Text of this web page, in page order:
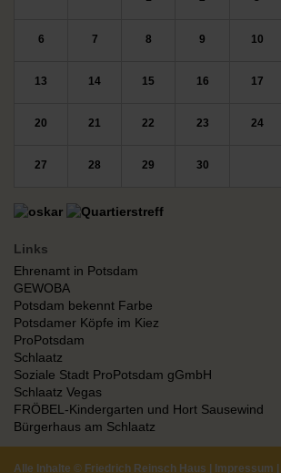
6 7 8 9 10
13 14 15 16 17
20 21 22 23 24
27 28 29 30
Links
Ehrenamt in Potsdam
GEWOBA
Potsdam bekennt Farbe
Potsdamer Köpfe im Kiez
ProPotsdam
Schlaatz
Soziale Stadt ProPotsdam gGmbH
Schlaatz Vegas
FRÖBEL-Kindergarten und Hort Sausewind
Bürgerhaus am Schlaatz
Alle Inhalte © Friedrich Reinsch Haus Impressum